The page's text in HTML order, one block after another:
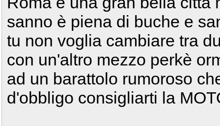
sanno è piena di buche e
tu non voglia cambiare tra
con un'altro mezzo perkè
ad un barattolo rumoroso
d'obbligo consigliarti la